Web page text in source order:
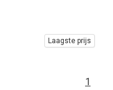
Laagste prijs
1